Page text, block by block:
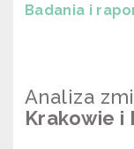
Badania i
Analiza
Krakowie i